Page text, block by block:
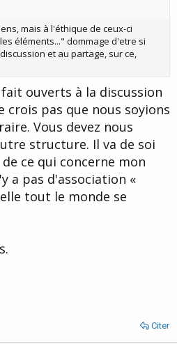
mais à l'éthique de ceux-ci
éléments..." dommage d'etre si
et au partage, sur ce,
ouverts à la discussion
crois pas que nous soyions
Vous devez nous
structure. Il va de soi
ce qui concerne mon
a pas d'association «
tout le monde se
Citer